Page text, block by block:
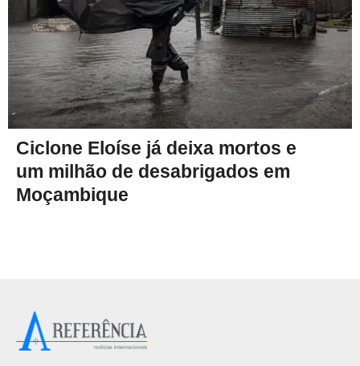
Ciclone Eloíse já deixa mortos e
um milhão de desabrigados em
Moçambique